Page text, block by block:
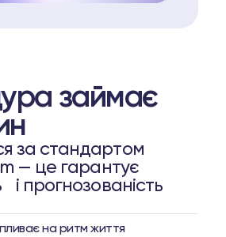
займає
за стандартом
— це гарантує
і прогнозованість
на ритм життя